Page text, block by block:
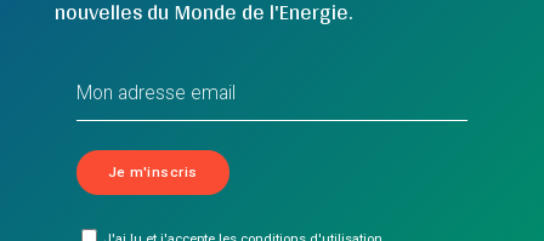
nouvelles du Monde de l'Energie.